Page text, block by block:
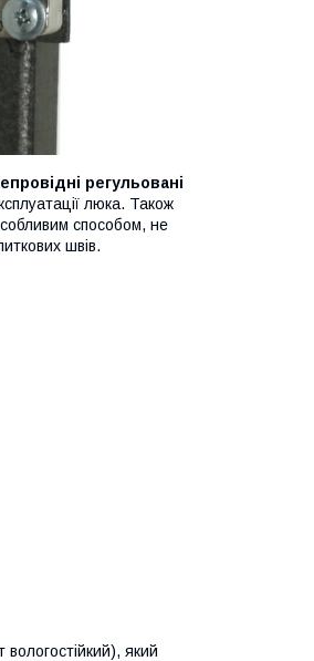
регульовані
люка. Також
способом, не
швів.
вологостійкий), який